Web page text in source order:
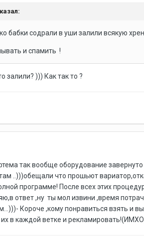
бабки содрали в уши залили всякую
и спамить !
залили? ))) Как так то ?
так вообще оборудование
..)))обещали что прошьют
программе! После всех этих
ответ ,ну ты мол извини ,время
Короче ,кому понравиться взять и
их в каждой ветке и